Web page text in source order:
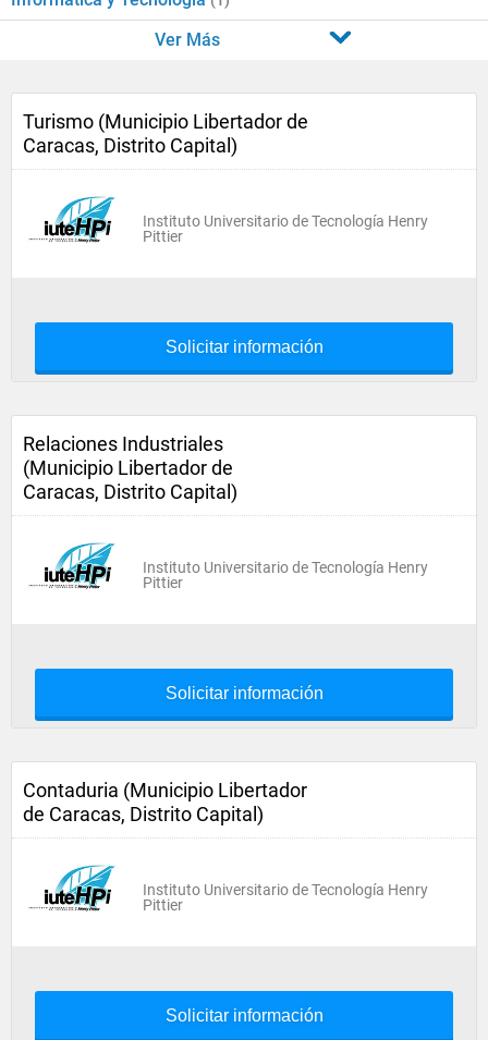
Ver Más
Turismo (Municipio Libertador de
Caracas, Distrito Capital)
Instituto Universitario de Tecnología Henry
Pittier
Solicitar información
Relaciones Industriales
(Municipio Libertador de
Caracas, Distrito Capital)
Instituto Universitario de Tecnología Henry
Pittier
Solicitar información
Contaduria (Municipio Libertador
de Caracas, Distrito Capital)
Instituto Universitario de Tecnología Henry
Pittier
Solicitar información